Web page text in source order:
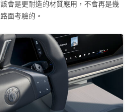
會是更耐造的材質應用，不會再是幾
面考驗的。